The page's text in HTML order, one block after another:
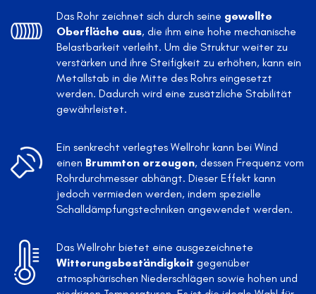
Das Rohr zeichnet sich durch seine gewellte
Oberfläche aus, die ihm eine hohe mechanische
Belastbarkeit verleiht. Um die Struktur weiter zu
verstärken und ihre Steifigkeit zu erhöhen, kann ein
Metallstab in die Mitte des Rohrs eingesetzt
werden. Dadurch wird eine zusätzliche Stabilität
gewährleistet.
Ein senkrecht verlegtes Wellrohr kann bei Wind
einen Brummton erzeugen, dessen Frequenz vom
Rohrdurchmesser abhängt. Dieser Effekt kann
jedoch vermieden werden, indem spezielle
Schalldämpfungstechniken angewendet werden.
Das Wellrohr bietet eine ausgezeichnete
Witterungsbeständigkeit gegenüber
atmosphärischen Niederschlägen sowie hohen und